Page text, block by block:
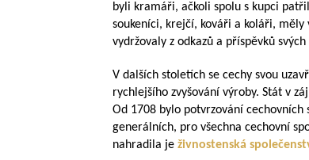
byli kramáři, ačkoli spolu s kupci
soukeníci, krejčí, kováři a koláři,
vydržovaly z odkazů a příspěvků svých
V dalších stoletích se cechy svou
rychlejšího zvyšování výroby. Stát v
Od 1708 bylo potvrzování cechovních
generálních, pro všechna cechovní
nahradila je živnostenská